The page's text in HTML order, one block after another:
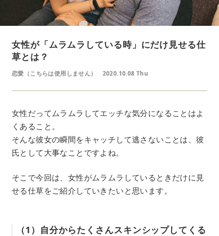
女性が「ムラムラしている時」にだけ見せる仕
草とは？
恋愛（こちらは使用しません） 2020.10.08 Thu
女性だってムラムラしてエッチな気分になることはよ
くあること。
そんな彼女の瞬間をキャッチして逃さないことは、彼
氏として大事なことですよね。
そこで今回は、女性がムラムラしているときだけに見
せる仕草をご紹介していきたいと思います。
（1）自分からたくさんスキンシップしてくる